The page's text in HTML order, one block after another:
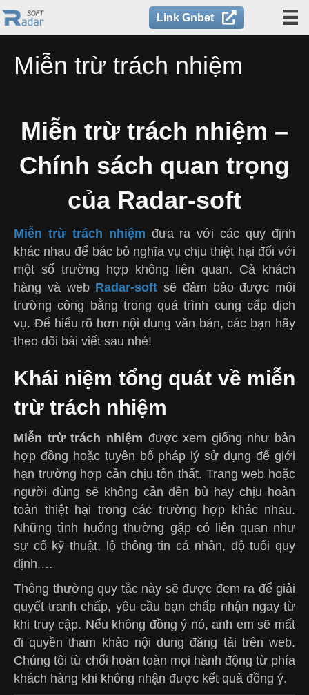
Link Gnbet
Miễn trừ trách nhiệm
Miễn trừ trách nhiệm –
Chính sách quan trọng
của Radar-soft
Miễn trừ trách nhiệm đưa ra với các quy định
khác nhau để bác bỏ nghĩa vụ chịu thiệt hại đối với
một số trường hợp không liên quan. Cả khách
hàng và web Radar-soft sẽ đảm bảo được môi
trường công bằng trong quá trình cung cấp dịch
vụ. Để hiểu rõ hơn nội dung văn bản, các bạn hãy
theo dõi bài viết sau nhé!
Khái niệm tổng quát về miễn
trừ trách nhiệm
Miễn trừ trách nhiệm được xem giống như bản
hợp đồng hoặc tuyên bố pháp lý sử dụng để giới
hạn trường hợp cần chịu tổn thất. Trang web hoặc
người dùng sẽ không cần đền bù hay chịu hoàn
toàn thiệt hại trong các trường hợp khác nhau.
Những tình huống thường gặp có liên quan như
sự cố kỹ thuật, lộ thông tin cá nhân, độ tuổi quy
định,…
Thông thường quy tắc này sẽ được đem ra để giải
quyết tranh chấp, yêu cầu bạn chấp nhận ngay từ
khi truy cập. Nếu không đồng ý nó, anh em sẽ mất
đi quyền tham khảo nội dung đăng tải trên web.
Chúng tôi từ chối hoàn toàn mọi hành động từ phía
khách hàng khi không nhận được kết quả đồng ý.
modal-check